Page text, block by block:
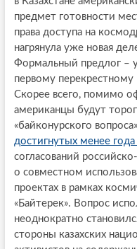
предмет готовности
права доступа на
нагрянула уже новая
Формальный предлог –
первому
Скорее всего, помимо
американцы будут
«байконурского
достигнутых менее года
согласований
о совместном
проектах в рамках
«Байтерек». Вопрос
неоднократно
стороны казахских